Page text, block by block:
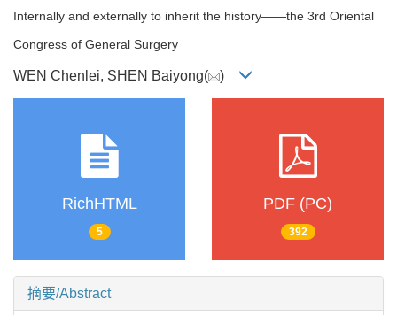
Internally and externally to inherit the history——the 3rd Oriental
Congress of General Surgery
WEN Chenlei, SHEN Baiyong( )
RichHTML
5
PDF (PC)
392
摘要/Abstract